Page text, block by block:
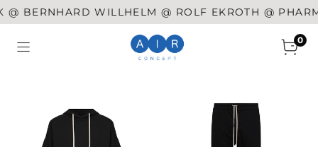
WILLHELM @ ROLF EKROTH @
0